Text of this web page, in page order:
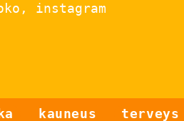
instagram
kauneus terveys
4 ehdotusta
herkullisimpaan